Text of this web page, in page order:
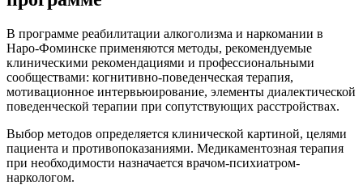
В программе реабилитации алкоголизма и наркомании в
Наро-Фоминске применяются методы, рекомендуемые
клиническими рекомендациями и профессиональными
сообществами: когнитивно-поведенческая терапия,
мотивационное интервьюирование, элементы диалектической
поведенческой терапии при сопутствующих расстройствах.
Выбор методов определяется клинической картиной, целями
пациента и противопоказаниями. Медикаментозная терапия
при необходимости назначается врачом-психиатром-
наркологом.